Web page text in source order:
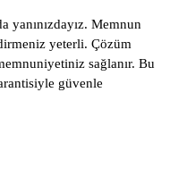
yanınızdayız. Memnun
yeterli. Çözüm
sağlanır. Bu
güvenle